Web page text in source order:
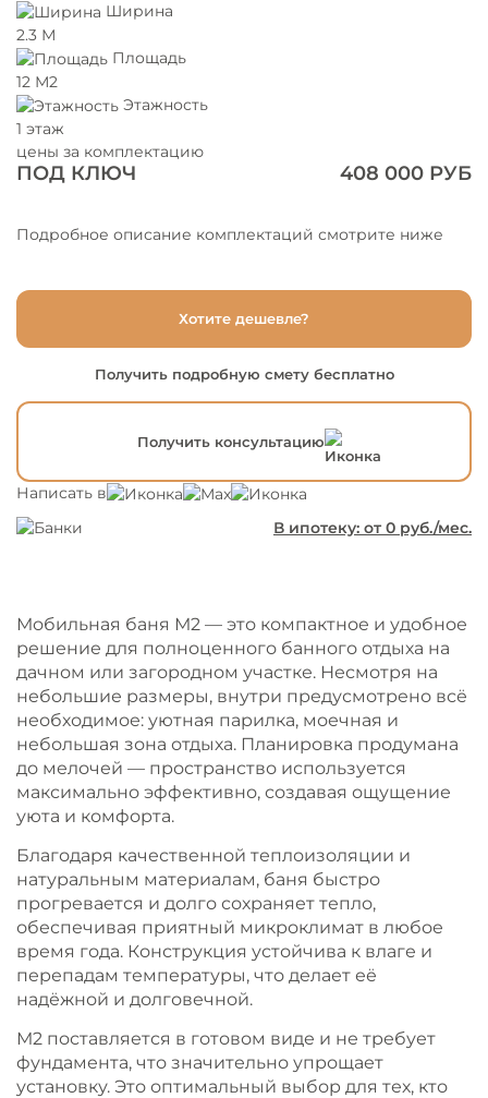
Ширина
2.3 М
Площадь
12 М2
Этажность
1 этаж
цены за комплектацию
ПОД КЛЮЧ 408 000 РУБ
Подробное описание комплектаций смотрите ниже
Хотите дешевле?
Получить подробную смету бесплатно
Получить консультацию
Написать в
В ипотеку: от 0 руб./мес.
Мобильная баня М2 — это компактное и удобное
решение для полноценного банного отдыха на
дачном или загородном участке. Несмотря на
небольшие размеры, внутри предусмотрено всё
необходимое: уютная парилка, моечная и
небольшая зона отдыха. Планировка продумана
до мелочей — пространство используется
максимально эффективно, создавая ощущение
уюта и комфорта.
Благодаря качественной теплоизоляции и
натуральным материалам, баня быстро
прогревается и долго сохраняет тепло,
обеспечивая приятный микроклимат в любое
время года. Конструкция устойчива к влаге и
перепадам температуры, что делает её
надёжной и долговечной.
М2 поставляется в готовом виде и не требует
фундамента, что значительно упрощает
установку. Это оптимальный выбор для тех, кто